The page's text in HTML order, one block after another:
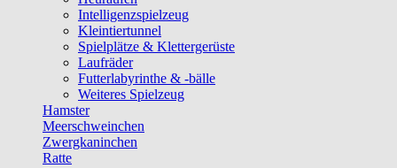
Intelligenzspielzeug
Kleintiertunnel
Spielplätze & Klettergerüste
Laufräder
Futterlabyrinthe & -bälle
Weiteres Spielzeug
Hamster
Meerschweinchen
Zwergkaninchen
Ratte